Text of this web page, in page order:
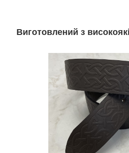
Виготовлений з